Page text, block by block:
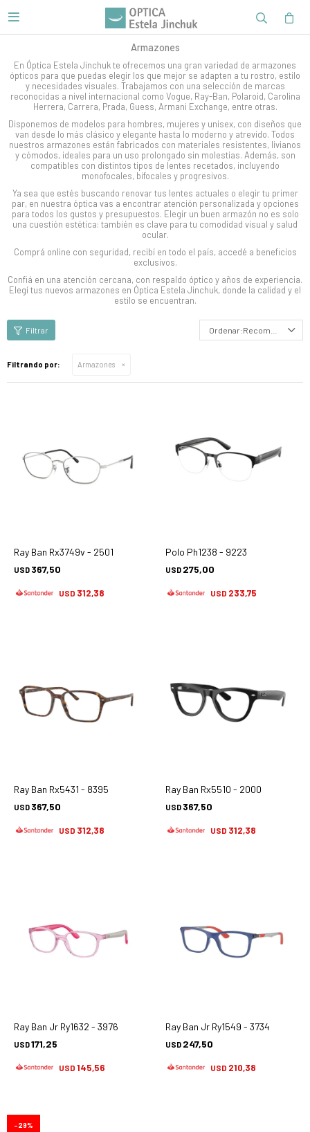

Armazones
En Óptica Estela Jinchuk te ofrecemos una gran variedad de armazones
ópticos para que puedas elegir los que mejor se adapten a tu rostro, estilo
y necesidades visuales. Trabajamos con una selección de marcas
reconocidas a nivel internacional como Vogue, Ray-Ban, Polaroid, Carolina
Herrera, Carrera, Prada, Guess, Armani Exchange, entre otras.
Disponemos de modelos para hombres, mujeres y unisex, con diseños que
van desde lo más clásico y elegante hasta lo moderno y atrevido. Todos
nuestros armazones están fabricados con materiales resistentes, livianos
y cómodos, ideales para un uso prolongado sin molestias. Además, son
compatibles con distintos tipos de lentes recetados, incluyendo
monofocales, bifocales y progresivos.
Ya sea que estés buscando renovar tus lentes actuales o elegir tu primer
par, en nuestra óptica vas a encontrar atención personalizada y opciones
para todos los gustos y presupuestos. Elegir un buen armazón no es solo
una cuestión estética: también es clave para tu comodidad visual y salud
ocular.
Comprá online con seguridad, recibí en todo el país, accedé a beneficios
exclusivos.
Confiá en una atención cercana, con respaldo óptico y años de experiencia.
Elegí tus nuevos armazones en Óptica Estela Jinchuk, donde la calidad y el
estilo se encuentran.
Recomendados
Filtrando por: Armazones
Ray Ban Rx3749v - 2501
USD 367,50
USD 312,38
Polo Ph1238 - 9223
USD 275,00
USD 233,75
Ray Ban Rx5431 - 8395
USD 367,50
USD 312,38
Ray Ban Rx5510 - 2000
USD 367,50
USD 312,38
Ray Ban Jr Ry1632 - 3976
USD171,25
USD 145,56
Ray Ban Jr Ry1549 - 3734
USD 247,50
USD 210,38
29